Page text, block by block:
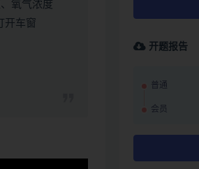
氧气浓度
开车窗
开题报告
普通
会员